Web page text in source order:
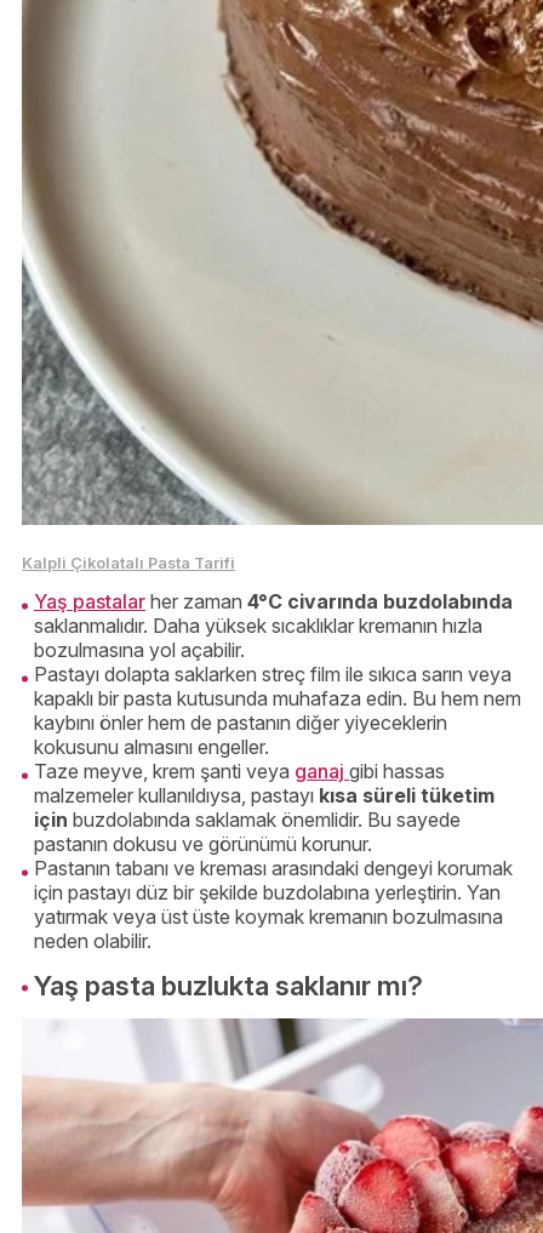
Kalpli Çikolatalı Pasta Tarifi
Yaş pastalar her zaman 4°C civarında buzdolabında
saklanmalıdır. Daha yüksek sıcaklıklar kremanın hızla
bozulmasına yol açabilir.
Pastayı dolapta saklarken streç film ile sıkıca sarın veya
kapaklı bir pasta kutusunda muhafaza edin. Bu hem nem
kaybını önler hem de pastanın diğer yiyeceklerin
kokusunu almasını engeller.
Taze meyve, krem şanti veya ganaj gibi hassas
malzemeler kullanıldıysa, pastayı kısa süreli tüketim
için buzdolabında saklamak önemlidir. Bu sayede
pastanın dokusu ve görünümü korunur.
Pastanın tabanı ve kreması arasındaki dengeyi korumak
için pastayı düz bir şekilde buzdolabına yerleştirin. Yan
yatırmak veya üst üste koymak kremanın bozulmasına
neden olabilir.
Yaş pasta buzlukta saklanır mı?